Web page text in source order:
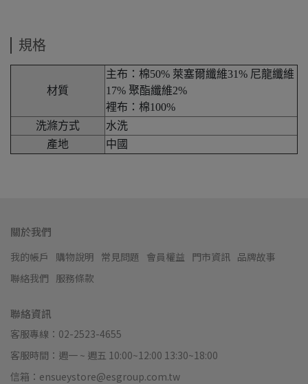
規格
材質
主布：棉50% 萊塞爾纖維31% 尼龍纖維
17% 聚酯纖維2%
裡布：棉100%
洗滌方式
水洗
產地
中國
關於我們
我的帳戶 購物說明 常見問題 會員權益 門市資訊 品牌故事
聯絡我們 服務條款
聯絡資訊
客服專線：02-2523-4655
客服時間：週一 ~ 週五 10:00~12:00 13:30~18:00
信箱：ensueystore@esgroup.com.tw